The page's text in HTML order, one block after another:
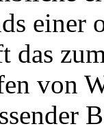
einer
das
von